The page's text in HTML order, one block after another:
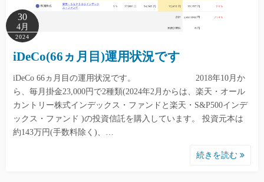
30
4月
2024
iDeCo(66ヵ月目)運用状況です
iDeCo 66ヵ月目の運用状況です。 2018年10月か
ら、毎月掛金23,000円で2種類(2024年2月からは、楽天・オール
カントリー株式インデックス・ファンドと楽天・S&P500インデ
ックス・ファンド )の投資信託を購入しています。 投資元本は
約143万円(手数料除く)、…
続きを読む